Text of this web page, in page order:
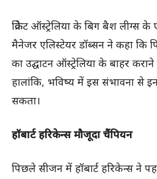
क्रिकेट ऑस्ट्रेलिया के बिग बैश लीग्स
मैनेजर एलिस्टेयर डॉब्सन ने कहा कि
का उद्घाटन ऑस्ट्रेलिया के बाहर
हालांकि, भविष्य में इस संभावना से
सकता।
हॉबार्ट हरिकेन्स मौजूदा चैंपियन
पिछले सीजन में हॉबार्ट हरिकेन्सने